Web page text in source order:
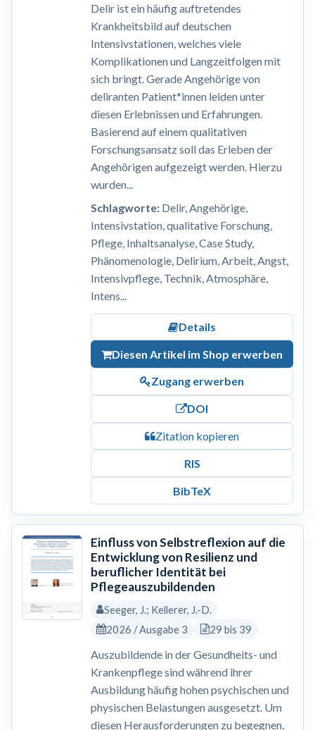
Delir ist ein häufig auftretendes
Krankheitsbild auf deutschen
Intensivstationen, welches viele
Komplikationen und Langzeitfolgen mit
sich bringt. Gerade Angehörige von
deliranten Patient*innen leiden unter
diesen Erlebnissen und Erfahrungen.
Basierend auf einem qualitativen
Forschungsansatz soll das Erleben der
Angehörigen aufgezeigt werden. Hierzu
wurden...
Schlagworte:Delir, Angehörige,
Intensivstation, qualitative Forschung,
Pflege, Inhaltsanalyse, Case Study,
Phänomenologie, Delirium, Arbeit, Angst,
Intensivpflege, Technik, Atmosphäre,
Intens...
Details
Diesen Artikel im Shop erwerben
Zugang erwerben
DOI
Zitation kopieren
RIS
BibTeX
Einfluss von Selbstreflexion auf die
Entwicklung von Resilienz und
beruflicher Identität bei
Pflegeauszubildenden
Seeger, J.; Kellerer, J.-D.
2026 / Ausgabe 3
29 bis 39
Auszubildende in der Gesundheits- und
Krankenpflege sind während ihrer
Ausbildung häufig hohen psychischen und
physischen Belastungen ausgesetzt. Um
diesen Herausforderungen zu begegnen,